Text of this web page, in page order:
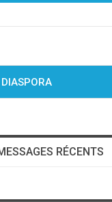
DIASPORA
RÉCENTS